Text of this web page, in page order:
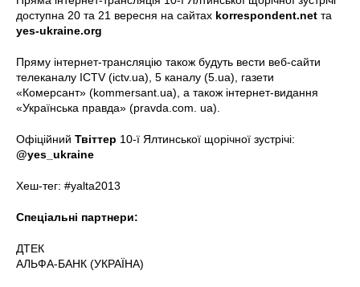
доступна 20 та 21 вересня на сайтах korrespondent.net та
yes-ukraine.org
Пряму інтернет-трансляцію також будуть вести веб-сайти
телеканалу ICTV (ictv.ua), 5 каналу (5.ua), газети
«Комерсант» (kommersant.ua), а також інтернет-видання
«Українська правда» (pravda.com. ua).
Офіційний Твіттер 10-ї Ялтинської щорічної зустрічі:
@yes_ukraine
Хеш-тег: #yalta2013
Спеціальні партнери:
ДТЕК
АЛЬФА-БАНК (УКРАЇНА)